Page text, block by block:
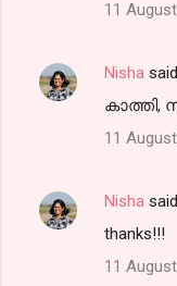
11
Nisha said…
കാത്തി,
11
Nisha said…
thanks!!!
11